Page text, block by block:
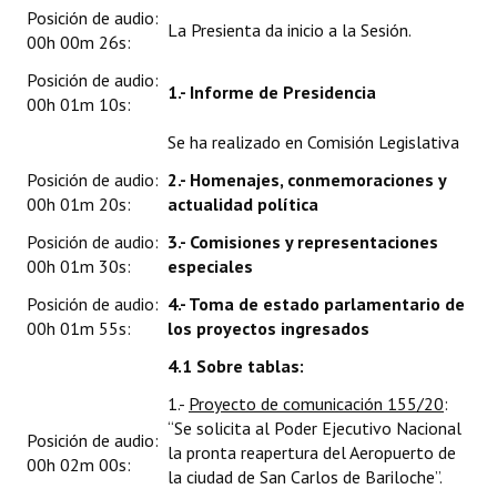
Banca del Vecino - Registro
Huéspedes de Honor - Registro
Antiguos Pobladores - Registro
Reconocimientos - Registro
Entrega de distinciones
REFORMA DE LA CARTA ORGÁNICA
Posición de audio:
00h 00m 26s:
La Presienta da inicio a la Sesión.
Posición de audio:
00h 01m 10s:
1.- Informe de Presidencia
Se ha realizado en Comisión Legislativa
Posición de audio:
00h 01m 20s:
2.- Homenajes, conmemoraciones y
actualidad política
Posición de audio:
00h 01m 30s:
3.- Comisiones y representaciones
especiales
Posición de audio:
00h 01m 55s:
4.- Toma de estado parlamentario de
los proyectos ingresados
4.1 Sobre tablas:
Posición de audio:
00h 02m 00s:
1.- Proyecto de comunicación 155/20:
“Se solicita al Poder Ejecutivo Nacional
la pronta reapertura del Aeropuerto de
la ciudad de San Carlos de Bariloche”.